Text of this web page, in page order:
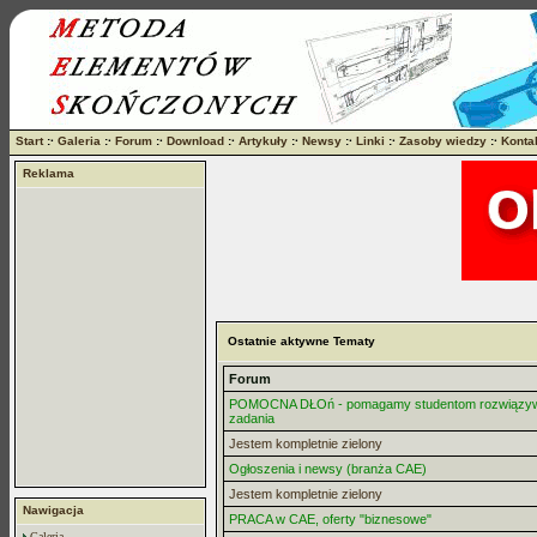
Start:· Galeria :· Forum :· Download :· Artykuły :· Newsy :· Linki :· Zasoby wiedzy :·
Reklama
Nawigacja
Ostatnie aktywne Tematy
Forum
POMOCNA DŁOń - pomagamy studentom
zadania
Jestem kompletnie zielony
Ogłoszenia i newsy (branża CAE)
Jestem kompletnie zielony
PRACA w CAE, oferty "biznesowe"